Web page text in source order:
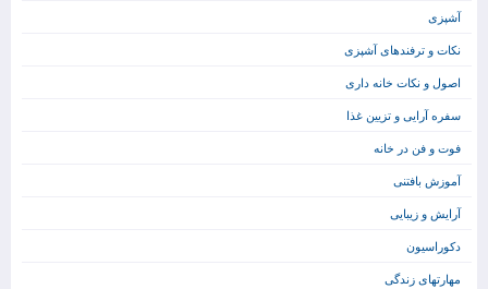
آشپزی
نکات و ترفندهای آشپزی
اصول و نکات خانه داری
سفره آرایی و تزیین غذا
فوت و فن در خانه
آموزش بافتنی
آرایش و زیبایی
دکوراسیون
مهارتهای زندگی